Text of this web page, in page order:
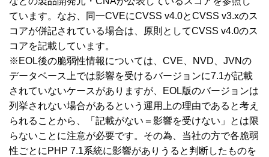
ています。なお、同一CVEにCVSS v4.0とCVSS v3.xのス
コアが併記されている場合は、原則としてCVSS v4.0のス
コアを記載しています。
※EOL後の脆弱性情報については、CVE、NVD、JVNの
データベース上では影響を受けるバージョンに7.1が記載
されていないケースがありますが、EOL版のバージョンは
列挙されない場合があるという運用上の理由であると考え
られることから、「記載がない＝影響を受けない」とは限
らないことに注意が必要です。その為、当社の方で各脆弱
性ごとにPHP 7.1系統に影響がありうると判断したものを